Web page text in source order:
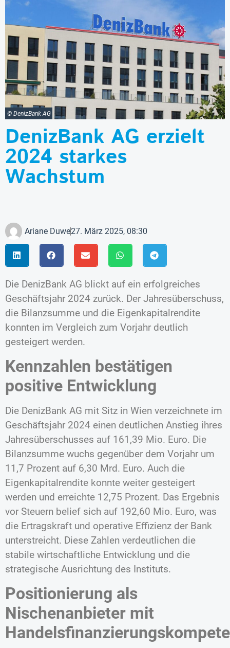
© DenizBank AG
DenizBank AG erzielt
2024 starkes
Wachstum
Ariane Duwe27. März 2025, 08:30
Die DenizBank AG blickt auf ein erfolgreiches
Geschäftsjahr 2024 zurück. Der Jahresüberschuss,
die Bilanzsumme und die Eigenkapitalrendite
konnten im Vergleich zum Vorjahr deutlich
gesteigert werden.
Kennzahlen bestätigen
positive Entwicklung
Die DenizBank AG mit Sitz in Wien verzeichnete im
Geschäftsjahr 2024 einen deutlichen Anstieg ihres
Jahresüberschusses auf 161,39 Mio. Euro. Die
Bilanzsumme wuchs gegenüber dem Vorjahr um
11,7 Prozent auf 6,30 Mrd. Euro. Auch die
Eigenkapitalrendite konnte weiter gesteigert
werden und erreichte 12,75 Prozent. Das Ergebnis
vor Steuern belief sich auf 192,60 Mio. Euro, was
die Ertragskraft und operative Effizienz der Bank
unterstreicht. Diese Zahlen verdeutlichen die
stabile wirtschaftliche Entwicklung und die
strategische Ausrichtung des Instituts.
Positionierung als
Nischenanbieter mit